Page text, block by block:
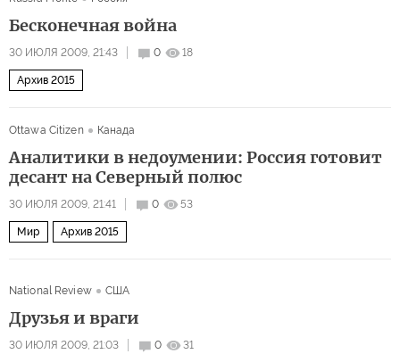
Бесконечная война
30 ИЮЛЯ 2009, 21:43 0 18
Архив 2015
Ottawa Citizen Канада
Аналитики в недоумении: Россия готовит
десант на Северный полюс
30 ИЮЛЯ 2009, 21:41 0 53
Мир Архив 2015
National Review США
Друзья и враги
30 ИЮЛЯ 2009, 21:03 0 31